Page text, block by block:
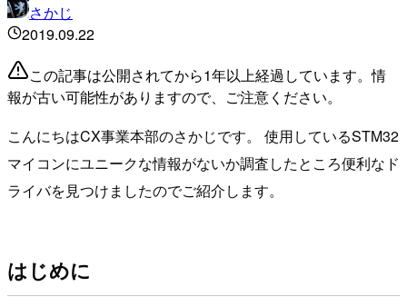
さかじ
2019.09.22
この記事は公開されてから1年以上経過しています。情
報が古い可能性がありますので、ご注意ください。
こんにちはCX事業本部のさかじです。 使用しているSTM32
マイコンにユニークな情報がないか調査したところ便利なド
ライバを見つけましたのでご紹介します。
はじめに